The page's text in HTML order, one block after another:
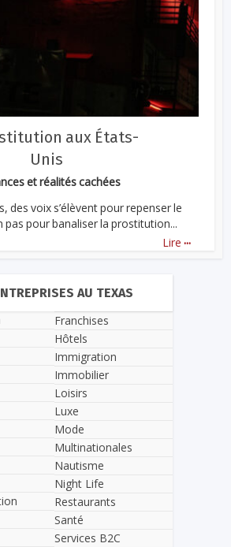
aux États-
Unis
et réalités cachées
des voix s’élèvent pour repenser le
pas pour banaliser la prostitution...
Lire ...
AU TEXAS
Franchises
Hôtels
Immigration
Immobilier
Loisirs
Luxe
Mode
Multinationales
Nautisme
Night Life
Restaurants
Santé
Services B2C